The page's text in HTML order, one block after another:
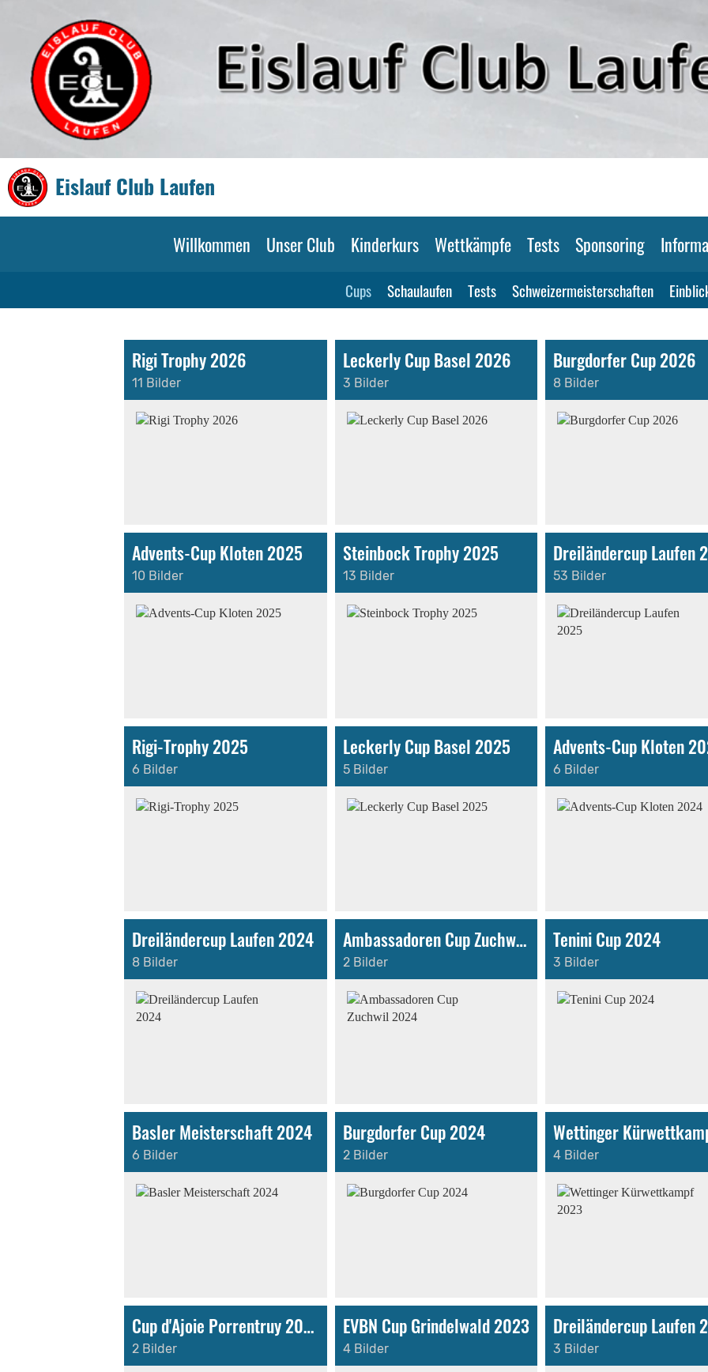
Eislauf Club Laufen
Willkommen Unser Club Kinderkurs Wettkämpfe Tests Sponsoring
Cups Schaulaufen Tests Schweizermeisterschaften
Rigi Trophy 2026
11 Bilder
Leckerly Cup Basel 2026
3 Bilder
Burgdorfer Cup 2026
8 Bilder
Advents-Cup Kloten 2025
10 Bilder
Steinbock Trophy 2025
13 Bilder
Dreiländercup Laufen
53 Bilder
Rigi-Trophy 2025
6 Bilder
Leckerly Cup Basel 2025
5 Bilder
Advents-Cup Kloten
6 Bilder
Dreiländercup Laufen 2024
8 Bilder
Ambassadoren Cup Zuchwil 2024
2 Bilder
Tenini Cup 2024
3 Bilder
Basler Meisterschaft 2024
6 Bilder
Burgdorfer Cup 2024
2 Bilder 4 Bilder
Cup d'Ajoie Porrentruy 2023
2 Bilder
EVBN Cup Grindelwald 2023
4 Bilder
Dreiländercup Laufen
3 Bilder